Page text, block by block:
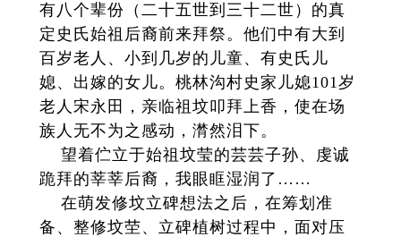
有八个辈份（二十五世到三十二世）的真
定史氏始祖后裔前来拜祭。他们中有大到
百岁老人、小到几岁的儿童、有史氏儿
媳、出嫁的女儿。桃林沟村史家儿媳101岁
老人宋永田，亲临祖坟叩拜上香，使在场
族人无不为之感动，潸然泪下。
望着伫立于始祖坟莹的芸芸子孙、虔诚
跪拜的莘莘后裔，我眼眶湿润了……
在萌发修坟立碑想法之后，在筹划准
备、整修坟茔、立碑植树过程中，面对压